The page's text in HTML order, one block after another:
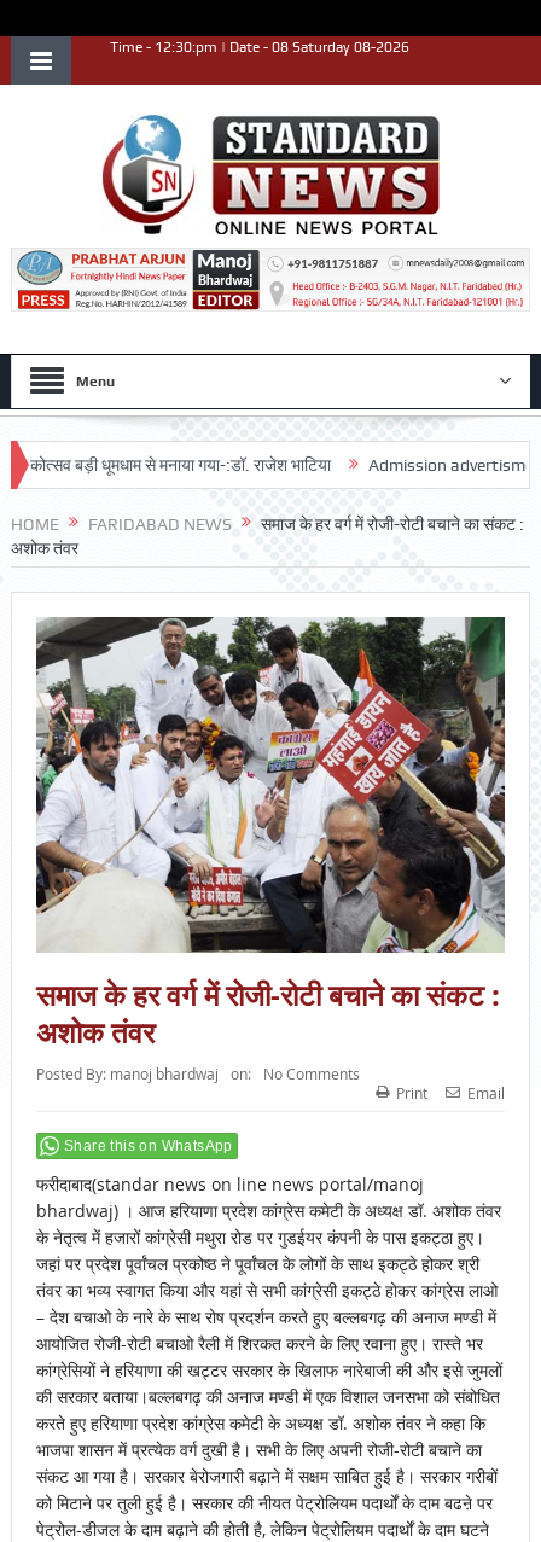
Time - 12:30:pm | Date - 08 Saturday 08-2026
Menu
बड़ी धूमधाम से मनाया गया-:डॉ. राजेश भाटिया Admission advertisment
HOME FARIDABAD NEWS
समाज के हर वर्ग में रोजी-रोटी बचाने का संकट :
अशोक तंवर
समाज के हर वर्ग में रोजी-रोटी बचाने का संकट :
अशोक तंवर
Posted By: manoj bhardwaj on:
No Comments
Print
Email
Share this on WhatsApp
फरीदाबाद(standar news on line news portal/manoj
bhardwaj) । आज हरियाणा प्रदेश कांग्रेस कमेटी के अध्यक्ष डॉ. अशोक तंवर
के नेतृत्व में हजारों कांग्रेसी मथुरा रोड पर गुडईयर कंपनी के पास इकट्ठा हुए।
जहां पर प्रदेश पूर्वांचल प्रकोष्ठ ने पूर्वांचल के लोगों के साथ इकट्ठे होकर श्री
तंवर का भव्य स्वागत किया और यहां से सभी कांग्रेसी इकट्ठे होकर कांग्रेस लाओ
– देश बचाओ के नारे के साथ रोष प्रदर्शन करते हुए बल्लबगढ़ की अनाज मण्डी में
आयोजित रोजी-रोटी बचाओ रैली में शिरकत करने के लिए रवाना हुए। रास्ते भर
कांग्रेसियों ने हरियाणा की खट्टर सरकार के खिलाफ नारेबाजी की और इसे जुमलों
की सरकार बताया।बल्लबगढ़ की अनाज मण्डी में एक विशाल जनसभा को संबोधित
करते हुए हरियाणा प्रदेश कांग्रेस कमेटी के अध्यक्ष डॉ. अशोक तंवर ने कहा कि
भाजपा शासन में प्रत्येक वर्ग दुखी है। सभी के लिए अपनी रोजी-रोटी बचाने का
संकट आ गया है। सरकार बेरोजगारी बढ़ाने में सक्षम साबित हुई है। सरकार गरीबों
को मिटाने पर तुली हुई है। सरकार की नीयत पेट्रोलियम पदार्थों के दाम बढऩे पर
पेट्रोल-डीजल के दाम बढ़ाने की होती है, लेकिन पेट्रोलियम पदार्थों के दाम घटने